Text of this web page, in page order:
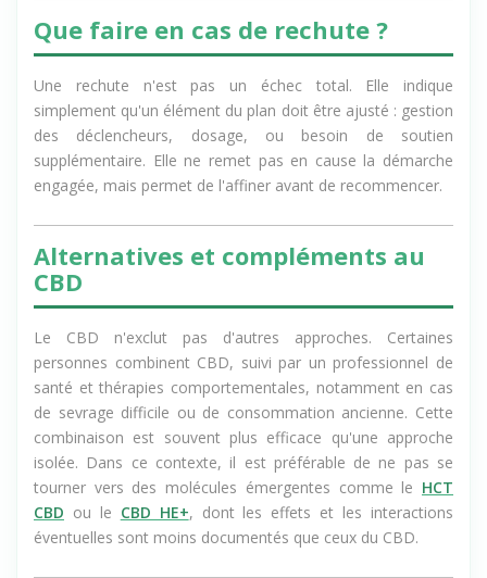
Que faire en cas de rechute ?
Une rechute n'est pas un échec total. Elle indique
simplement qu'un élément du plan doit être ajusté : gestion
des déclencheurs, dosage, ou besoin de soutien
supplémentaire. Elle ne remet pas en cause la démarche
Alternatives et compléments au
CBD
Le CBD n'exclut pas d'autres approches. Certaines
personnes combinent CBD, suivi par un professionnel de
santé et thérapies comportementales, notamment en cas
de sevrage difficile ou de consommation ancienne. Cette
combinaison est souvent plus efficace qu'une approche
isolée. Dans ce contexte, il est préférable de ne pas se
tourner vers des molécules émergentes comme leHCT
CBDou leCBD HE+, dont les effets et les interactions